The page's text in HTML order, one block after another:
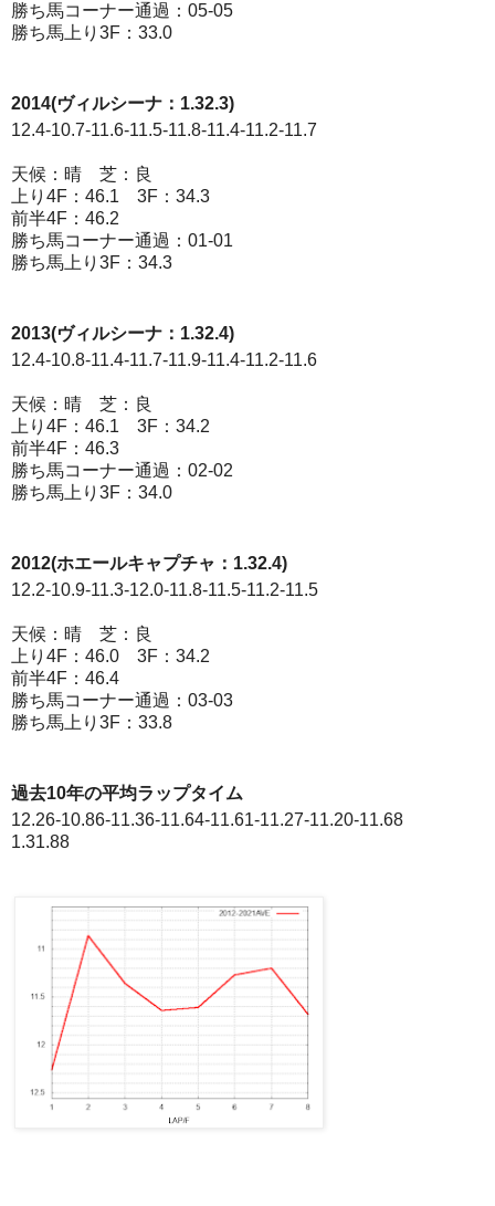
勝ち馬コーナー通過：05-05
勝ち馬上り3F：33.0
2014(ヴィルシーナ：1.32.3)
12.4-10.7-11.6-11.5-11.8-11.4-11.2-11.7
天候：晴 芝：良
上り4F：46.1 3F：34.3
前半4F：46.2
勝ち馬コーナー通過：01-01
勝ち馬上り3F：34.3
2013(ヴィルシーナ：1.32.4)
12.4-10.8-11.4-11.7-11.9-11.4-11.2-11.6
天候：晴 芝：良
上り4F：46.1 3F：34.2
前半4F：46.3
勝ち馬コーナー通過：02-02
勝ち馬上り3F：34.0
2012(ホエールキャプチャ：1.32.4)
12.2-10.9-11.3-12.0-11.8-11.5-11.2-11.5
天候：晴 芝：良
上り4F：46.0 3F：34.2
前半4F：46.4
勝ち馬コーナー通過：03-03
勝ち馬上り3F：33.8
過去10年の平均ラップタイム
12.26-10.86-11.36-11.64-11.61-11.27-11.20-11.68
1.31.88